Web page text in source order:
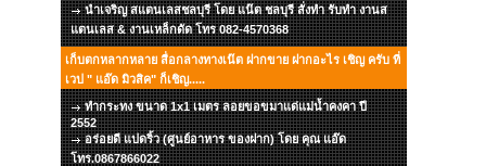
นำเจริญ สแตนเลสชลบุรี โดย แน๊ต ชลบุรี สั่งทำ รับทำ งานส
แตนเลส & งานเหล็กดัด โทร 082-4570368
เก็บตกหลากหลาย สื่อกลางทางเน๊ต ฝากขาย ฝากอะไร เชิญ ครับ ที่
เวป " แอ๊ด มิวสิค" ก็เชิญ.....
ทำกระทง ขนาด 1x1 เมตร ลอยขอขมาแด่แม่น้ำคงคา ปี
2552
อร่อยดี แปดริ้ว (ศูนย์อาหาร ของฝาก) โดย คุณ แอ๊ด
โทร.0867866022